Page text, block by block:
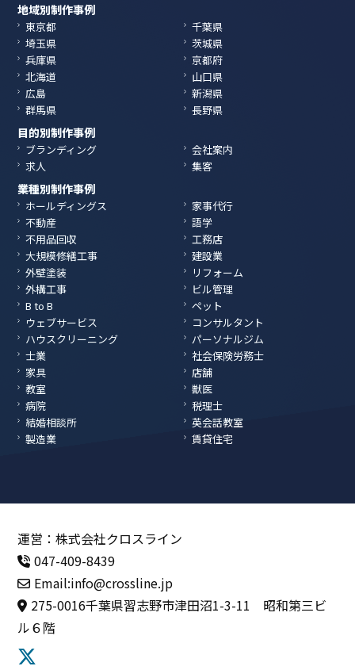
地域別制作事例
東京都
千葉県
埼玉県
茨城県
兵庫県
京都府
北海道
山口県
広島
新潟県
群馬県
長野県
目的別制作事例
ブランディング
会社案内
求人
集客
業種別制作事例
ホールディングス
家事代行
不動産
語学
不用品回収
工務店
大規模修繕工事
建設業
外壁塗装
リフォーム
外構工事
ビル管理
B to B
ペット
ウェブサービス
コンサルタント
ハウスクリーニング
パーソナルジム
士業
社会保険労務士
家具
店舗
教室
獣医
病院
税理士
結婚相談所
英会話教室
製造業
賃貸住宅
運営：株式会社クロスライン
047-409-8439
Email:info@crossline.jp
275-0016千葉県習志野市津田沼1-3-11 昭和第三ビ
ル６階